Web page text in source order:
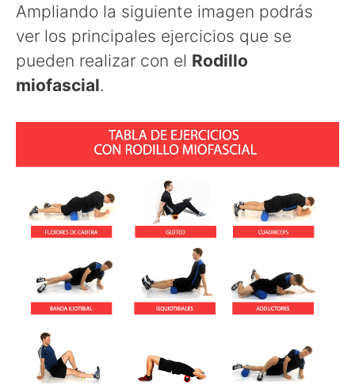
Ampliando la siguiente imagen podrás
ver los principales ejercicios que se
pueden realizar con el Rodillo
miofascial.